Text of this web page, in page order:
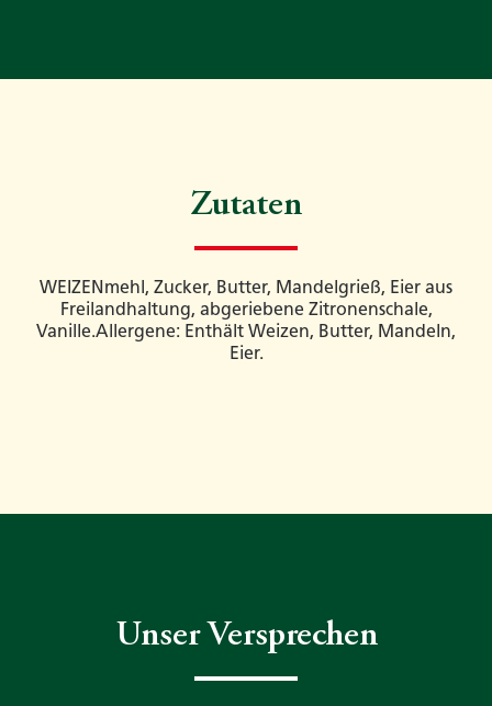
Zutaten
WEIZENmehl, Zucker, Butter, Mandelgrieß, Eier aus
Freilandhaltung, abgeriebene Zitronenschale,
Vanille.Allergene: Enthält Weizen, Butter, Mandeln,
Eier.
Unser Versprechen